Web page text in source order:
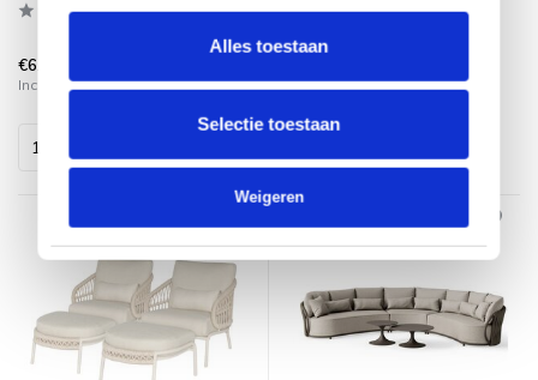
Alles toestaan
Selectie toestaan
Weigeren
€6.500,00
Incl. btw Incl. btw